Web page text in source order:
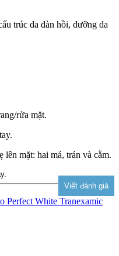
trúc da đàn hồi, dưỡng da
rửa mặt.
lên mặt: hai má, trán và cằm.
Perfect White Tranexamic